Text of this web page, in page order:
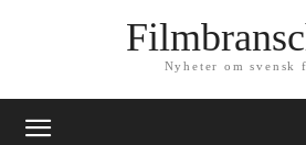
Nyheter om svensk